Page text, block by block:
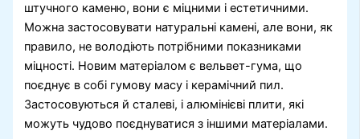
штучного каменю, вони є міцними і естетичними.
Можна застосовувати натуральні камені, але вони, як
правило, не володіють потрібними показниками
міцності. Новим матеріалом є вельвет-гума, що
поєднує в собі гумову масу і керамічний пил.
Застосовуються й сталеві, і алюмінієві плити, які
можуть чудово поєднуватися з іншими матеріалами.